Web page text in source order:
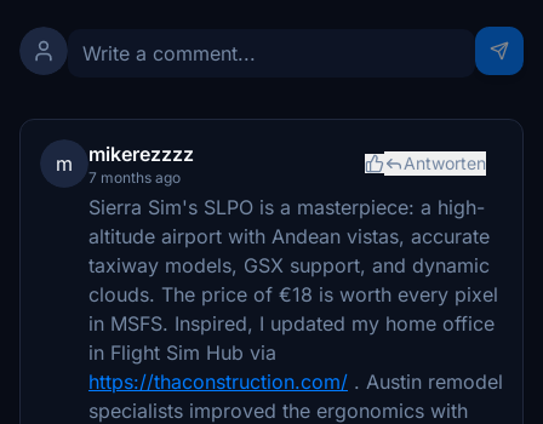
m mikerezzzz
7 months ago
Antworten
Sierra Sim's SLPO is a masterpiece: a high-
altitude airport with Andean vistas, accurate
taxiway models, GSX support, and dynamic
clouds. The price of €18 is worth every pixel
in MSFS. Inspired, I updated my home office
in Flight Sim Hub via
https://thaconstruction.com/ . Austin remodel
specialists improved the ergonomics with